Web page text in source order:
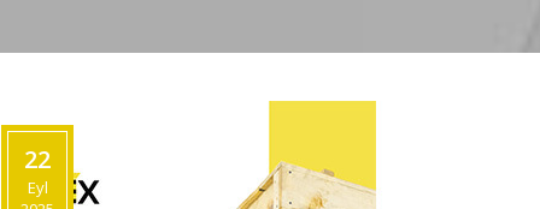
22
Eyl